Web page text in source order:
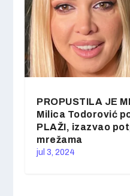
PROPUSTILA JE
Milica Todorović
PLAŽI, izazvao
mrežama
jul 3, 2024